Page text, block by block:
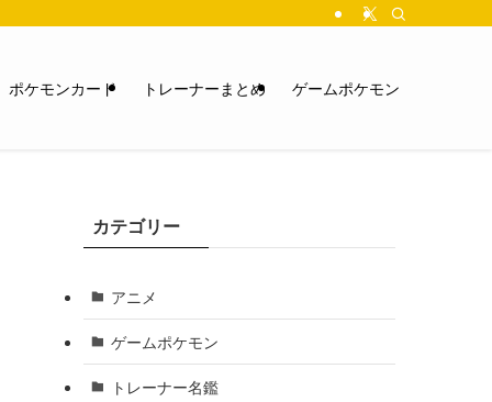
ポケモンカード トレーナーまとめ ゲームポケモン
カテゴリー
アニメ
ゲームポケモン
トレーナー名鑑